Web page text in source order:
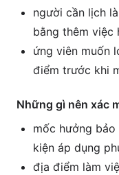
người cần lịch
bằng thêm việc
ứng viên muốn
điểm trước khi
Những gì nên xác
mốc hưởng
kiện áp dụng
địa điểm làm